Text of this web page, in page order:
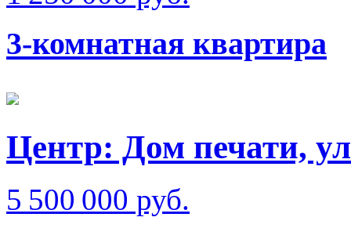
3-комнатная квартира
Центр: Дом печати,
5 500 000 руб.